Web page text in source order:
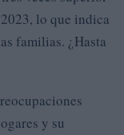
lo que indica
familias. ¿Hasta
y su